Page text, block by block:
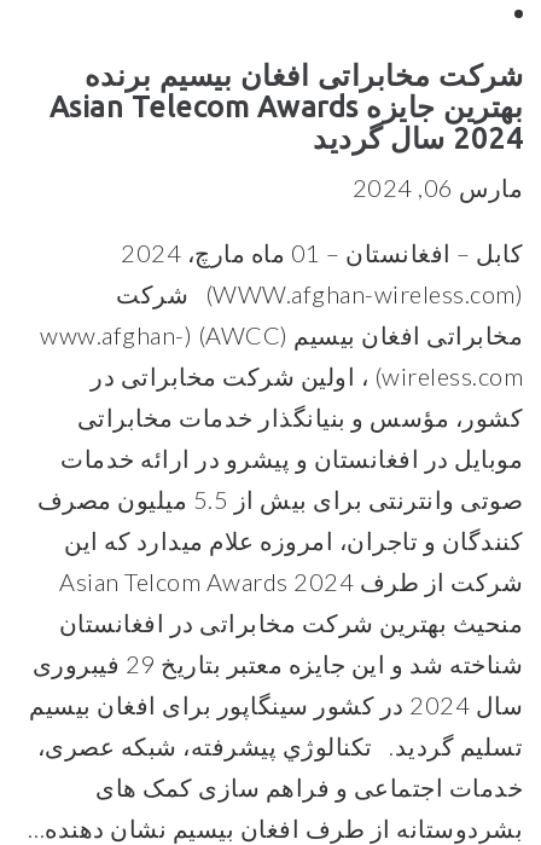
شرکت مخابراتی افغان بیسیم برنده
بهترین جایزه Asian Telecom Awards
2024 سال گردید
مارس 06, 2024
کابل – افغانستان – 01 ماه مارچ، 2024
(WWW.afghan-wireless.com) شرکت
مخابراتی افغان بیسیم (AWCC) (www.afghan-
wireless.com) ، اولین شرکت مخابراتی در
کشور، مؤسس و بنیانگذار خدمات مخابراتی
موبایل در افغانستان و پیشرو در ارائه خدمات
صوتی وانترنتی برای بیش از 5.5 میلیون مصرف
کنندگان و تاجران، امروزه علام میدارد که این
شرکت از طرف Asian Telcom Awards 2024
منحیث بهترین شرکت مخابراتی در افغانستان
شناخته شد و این جایزه معتبر بتاریخ 29 فیبروری
سال 2024 در کشور سینگاپور برای افغان بیسیم
تسلیم گردید. تکنالوژي پیشرفته، شبکه عصری،
خدمات اجتماعی و فراهم سازی کمک های
بشردوستانه از طرف افغان بیسیم نشان دهنده…